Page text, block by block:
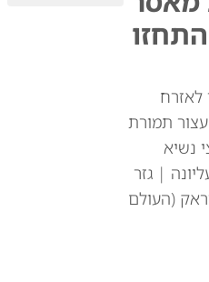
לאזרח
תמורת
נשיא
| גזר
(העולם